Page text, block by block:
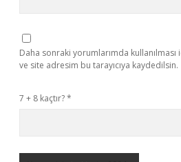
Daha sonraki yorumlarımda
ve site adresim bu tarayıcıya kaydedilsin.
7 + 8 kaçtır?*